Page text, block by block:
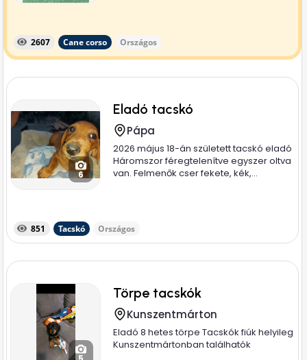
2607 Cane corso Országos
6
Eladó tacskó
Pápa
2026 május 18-án született tacskó eladó
Háromszor féregtelenítve egyszer oltva
van. Felmenők cser fekete, kék,...
851 Tacskó Országos
Törpe tacskók
Kunszentmárton
Eladó 8 hetes törpe Tacskók fiúk helyileg
Kunszentmártonban találhatók